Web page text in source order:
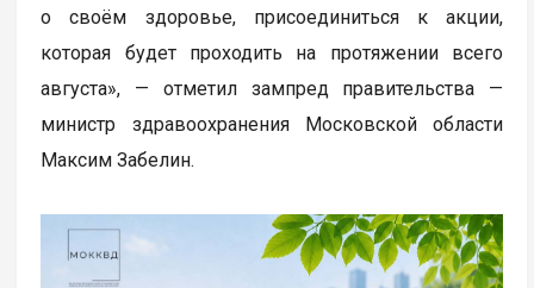
о своём здоровье, присоединиться к акции,
которая будет проходить на протяжении всего
августа», — отметил зампред правительства —
министр здравоохранения Московской области
Максим Забелин.